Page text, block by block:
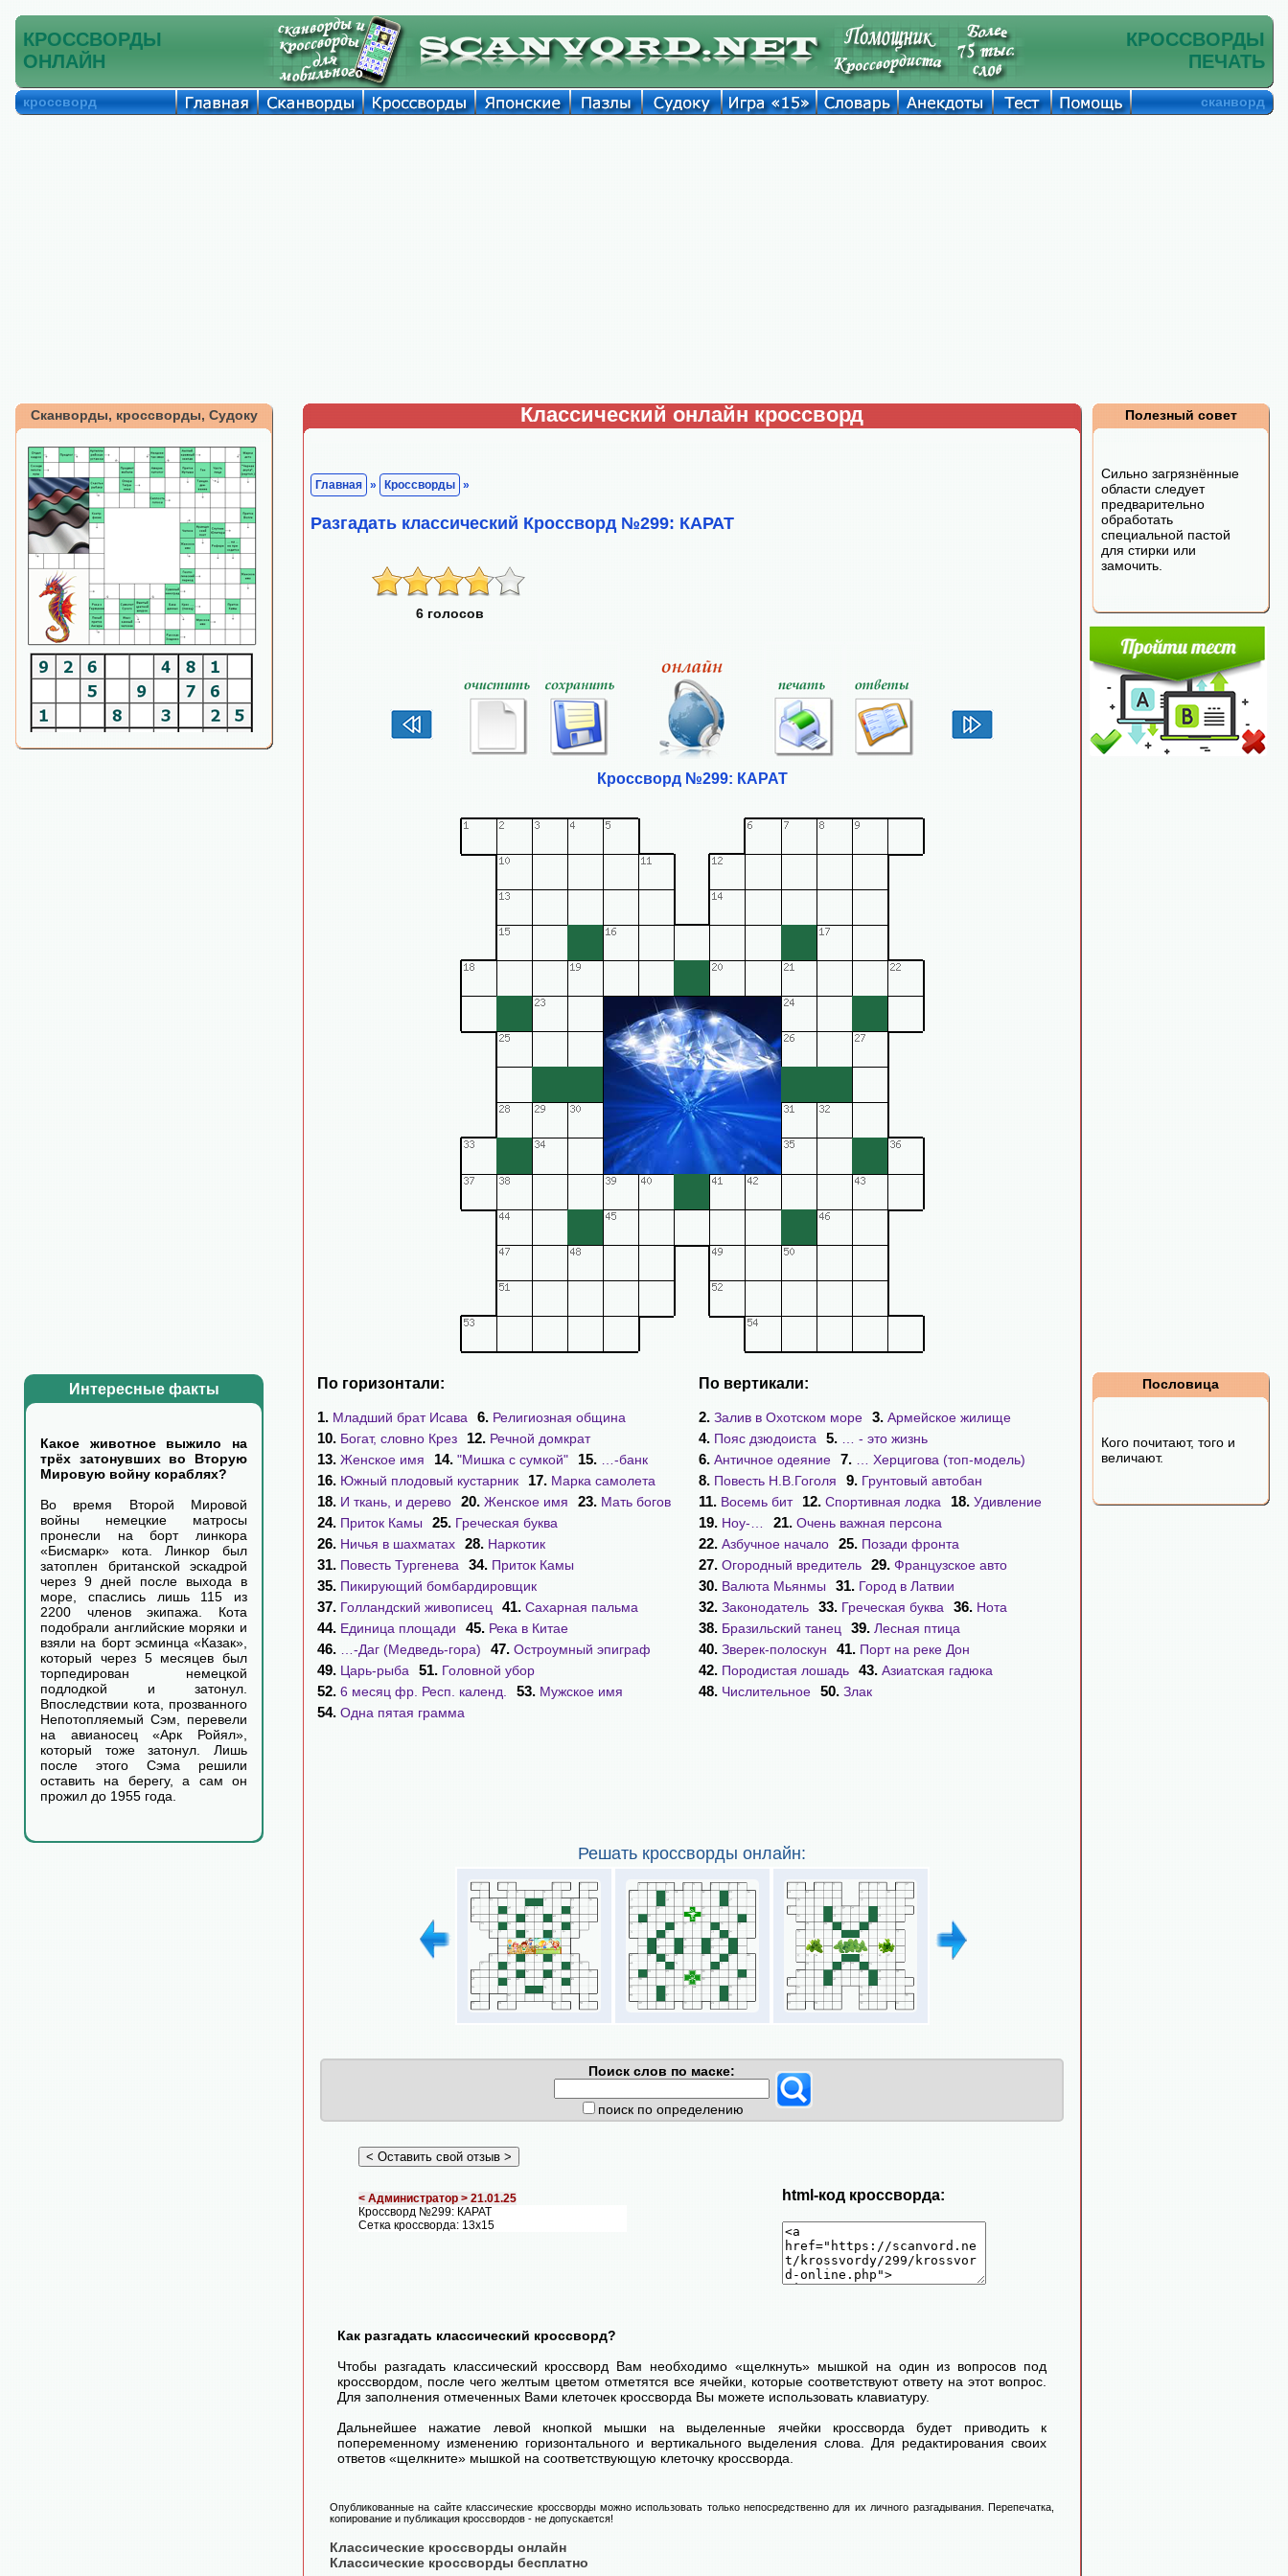
КРОССВОРДЫ
ОНЛАЙН
КРОССВОРДЫ
ПЕЧАТЬ
кроссворд сканворд
Сканворды, кроссворды, Судоку
Интересные факты
Какое животное выжило на
трёх затонувших во Вторую
Мировую войну кораблях?
Во время Второй Мировой
войны немецкие матросы
пронесли на борт линкора
«Бисмарк» кота. Линкор был
затоплен британской эскадрой
через 9 дней после выхода в
море, спаслись лишь 115 из
2200 членов экипажа. Кота
подобрали английские моряки и
взяли на борт эсминца «Казак»,
который через 5 месяцев был
торпедирован немецкой
подлодкой и затонул.
Впоследствии кота, прозванного
Непотопляемый Сэм, перевели
на авианосец «Арк Ройял»,
который тоже затонул. Лишь
после этого Сэма решили
оставить на берегу, а сам он
прожил до 1955 года.
Классический онлайн кроссворд
Главная » Кроссворды »
Разгадать классический Кроссворд №299: КАРАТ
6 голосов
Кроссворд №299: КАРАТ
По горизонтали:
1. Младший брат Исава 6. Религиозная община
10. Богат, словно Крез 12. Речной домкрат
13. Женское имя 14. "Мишка с сумкой" 15. …-банк
16. Южный плодовый кустарник 17. Марка самолета
18. И ткань, и дерево 20. Женское имя 23. Мать богов
24. Приток Камы 25. Греческая буква
26. Ничья в шахматах 28. Наркотик
31. Повесть Тургенева 34. Приток Камы
35. Пикирующий бомбардировщик
37. Голландский живописец 41. Сахарная пальма
44. Единица площади 45. Река в Китае
46. …-Даг (Медведь-гора) 47. Остроумный эпиграф
49. Царь-рыба 51. Головной убор
52. 6 месяц фр. Респ. календ. 53. Мужское имя
54. Одна пятая грамма
По вертикали:
2. Залив в Охотском море 3. Армейское жилище
4. Пояс дзюдоиста 5. … - это жизнь
6. Античное одеяние 7. … Херцигова (топ-модель)
8. Повесть Н.В.Гоголя 9. Грунтовый автобан
11. Восемь бит 12. Спортивная лодка 18. Удивление
19. Ноу-… 21. Очень важная персона
22. Азбучное начало 25. Позади фронта
27. Огородный вредитель 29. Французское авто
30. Валюта Мьянмы 31. Город в Латвии
32. Законодатель 33. Греческая буква 36. Нота
38. Бразильский танец 39. Лесная птица
40. Зверек-полоскун 41. Порт на реке Дон
42. Породистая лошадь 43. Азиатская гадюка
48. Числительное 50. Злак
Решать кроссворды онлайн:
Поиск слов по маске:
поиск по определению
< Администратор > 21.01.25
Кроссворд №299: КАРАТ
Сетка кроссворда: 13х15
html-код кроссворда:
Как разгадать классический кроссворд?
Чтобы разгадать классический кроссворд Вам необходимо «щелкнуть» мышкой на один из вопросов под
кроссвордом, после чего желтым цветом отметятся все ячейки, которые соответствуют ответу на этот вопрос.
Для заполнения отмеченных Вами клеточек кроссворда Вы можете использовать клавиатуру.
Дальнейшее нажатие левой кнопкой мышки на выделенные ячейки кроссворда будет приводить к
попеременному изменению горизонтального и вертикального выделения слова. Для редактирования своих
ответов «щелкните» мышкой на соответствующую клеточку кроссворда.
Опубликованные на сайте классические кроссворды можно использовать только непосредственно для их личного разгадывания. Перепечатка,
копирование и публикация кроссвордов - не допускается!
Классические кроссворды онлайн
Классические кроссворды бесплатно
Полезный совет
Сильно загрязнённые
области следует
предварительно
обработать
специальной пастой
для стирки или
замочить.
Пословица
Кого почитают, того и
величают.